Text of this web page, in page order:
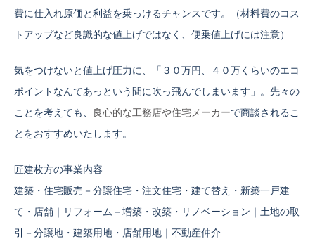
費に仕入れ原価と利益を乗っけるチャンスです。（材料費のコス
トアップなど良識的な値上げではなく、便乗値上げには注意）
気をつけないと値上げ圧力に、「３０万円、４０万くらいのエコ
ポイントなんてあっという間に吹っ飛んでしまいます」。先々の
ことを考えても、
良心的な工務店や住宅メーカーで商談されるこ
とをおすすめいたします。
匠建枚方の事業内容
建築・住宅販売－分譲住宅・注文住宅・建て替え・新築一戸建
て・店舗｜リフォーム－増築・改築・リノベーション｜土地の取
引－分譲地・建築用地・店舗用地｜不動産仲介